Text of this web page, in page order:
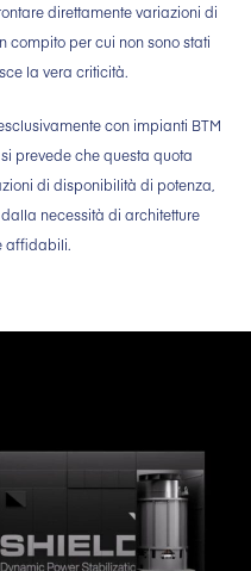
direttamente variazioni di
compito per cui non sono stati
la vera criticità.
con impianti BTM
prevede che questa quota
di disponibilità di potenza,
necessità di architetture
affidabili.